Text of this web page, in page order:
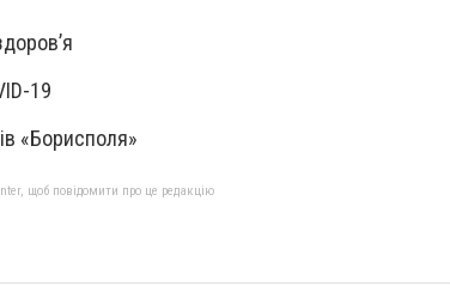
19
«Борисполя»
щоб повідомити про це редакцію